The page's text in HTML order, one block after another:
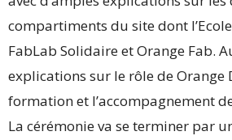
compartiments du site dont
FabLab Solidaire et Orange Fab.
explications sur le rôle de
formation et l’accompagnement
La cérémonie va se terminer par